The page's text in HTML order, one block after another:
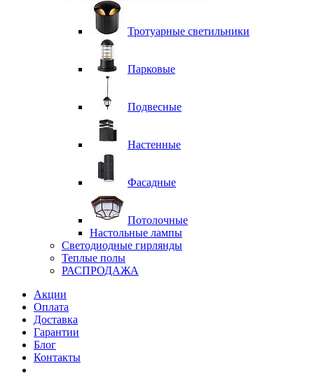
Тротуарные светильники
Парковые
Подвесные
Настенные
Фасадные
Потолочные
Настольные лампы
Светодиодные гирлянды
Теплые полы
РАСПРОДАЖА
Акции
Оплата
Доставка
Гарантии
Блог
Контакты